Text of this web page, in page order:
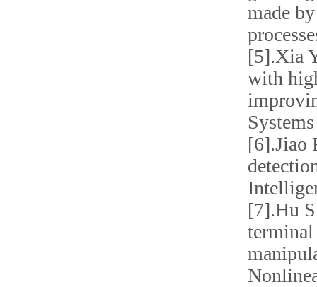
made
[5].Xia
with
[6].Jiao
[7].Hu